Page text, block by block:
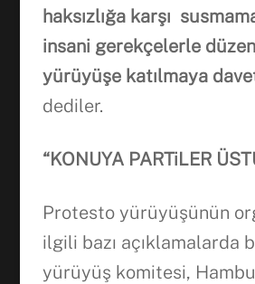
haksızlığa karşı
insani gerekçelerle dü
yürüyüşe katılmaya
dediler.
“KONUYA PARTiLER
Protesto yürüyüşünün
ilgili bazı açıklamalarda
yürüyüş komitesi,